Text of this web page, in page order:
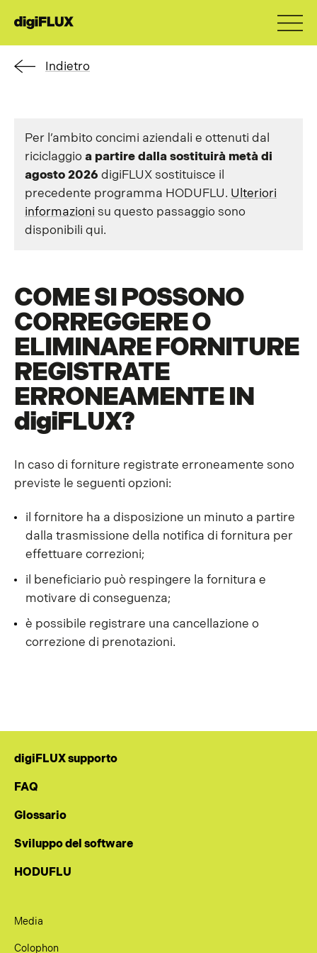
Indietro
Per l’ambito concimi aziendali e ottenuti dal
riciclaggio a partire dalla sostituirà metà di
agosto 2026 digiFLUX sostituisce il
precedente programma HODUFLU. Ulteriori
informazioni su questo passaggio sono
disponibili qui.
COME SI POSSONO
CORREGGERE O
ELIMINARE FORNITURE
REGISTRATE
ERRONEAMENTE IN
digiFLUX?
In caso di forniture registrate erroneamente sono
previste le seguenti opzioni:
il fornitore ha a disposizione un minuto a partire
dalla trasmissione della notifica di fornitura per
effettuare correzioni;
il beneficiario può respingere la fornitura e
motivare di conseguenza;
è possibile registrare una cancellazione o
correzione di prenotazioni.
digiFLUX supporto
FAQ
Glossario
Sviluppo del software
HODUFLU
Media
Colophon